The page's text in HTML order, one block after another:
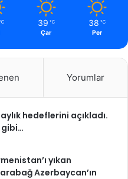
39 ℃
Çar
38 ℃
Per
Yorumlar
hedeflerini açıkladı.
gibi…
yıkan
Azerbaycan’ın